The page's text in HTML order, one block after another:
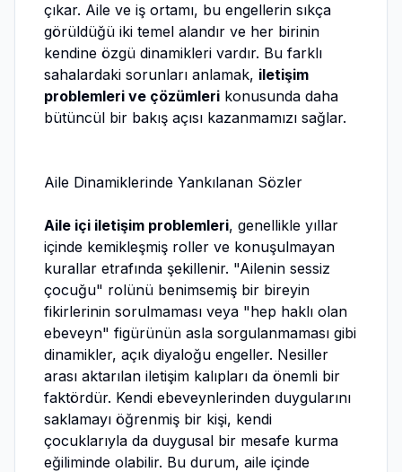
çıkar. Aile ve iş ortamı, bu engellerin sıkça
görüldüğü iki temel alandır ve her birinin
kendine özgü dinamikleri vardır. Bu farklı
sahalardaki sorunları anlamak, iletişim
problemleri ve çözümleri konusunda daha
bütüncül bir bakış açısı kazanmamızı sağlar.
Aile Dinamiklerinde Yankılanan Sözler
Aile içi iletişim problemleri, genellikle yıllar
içinde kemikleşmiş roller ve konuşulmayan
kurallar etrafında şekillenir. "Ailenin sessiz
çocuğu" rolünü benimsemiş bir bireyin
fikirlerinin sorulmaması veya "hep haklı olan
ebeveyn" figürünün asla sorgulanmaması gibi
dinamikler, açık diyaloğu engeller. Nesiller
arası aktarılan iletişim kalıpları da önemli bir
faktördür. Kendi ebeveynlerinden duygularını
saklamayı öğrenmiş bir kişi, kendi
çocuklarıyla da duygusal bir mesafe kurma
eğiliminde olabilir. Bu durum, aile içinde